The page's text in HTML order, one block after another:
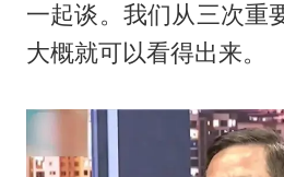
一起谈。我们从三次重
大概就可以看得出来。